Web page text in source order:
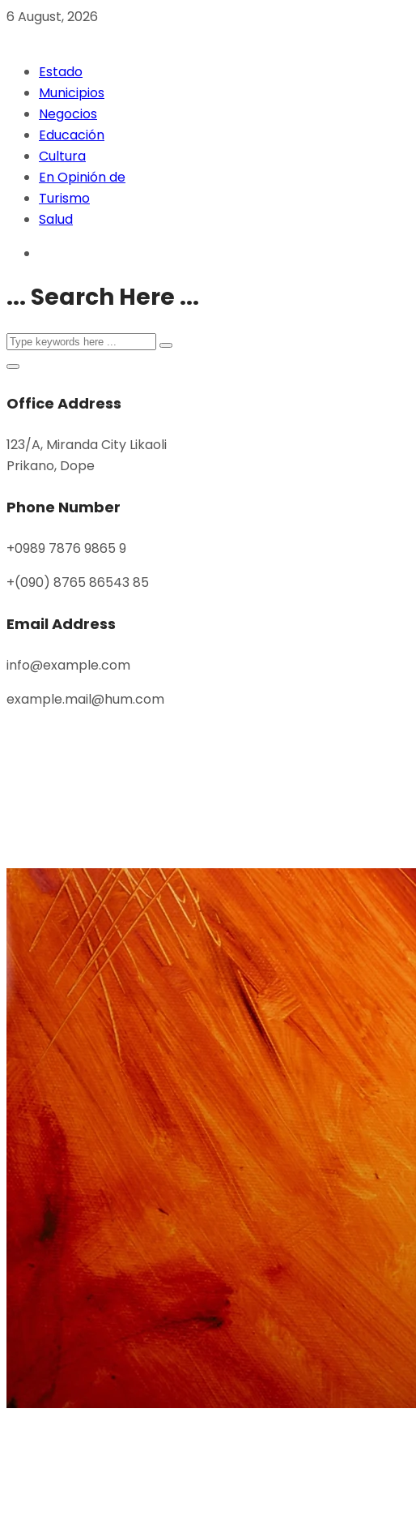
6 August, 2026
Estado
Municipios
Negocios
Educación
Cultura
En Opinión de
Turismo
Salud
... Search Here ...
Office Address
123/A, Miranda City Likaoli
Prikano, Dope
Phone Number
+0989 7876 9865 9
+(090) 8765 86543 85
Email Address
info@example.com
example.mail@hum.com